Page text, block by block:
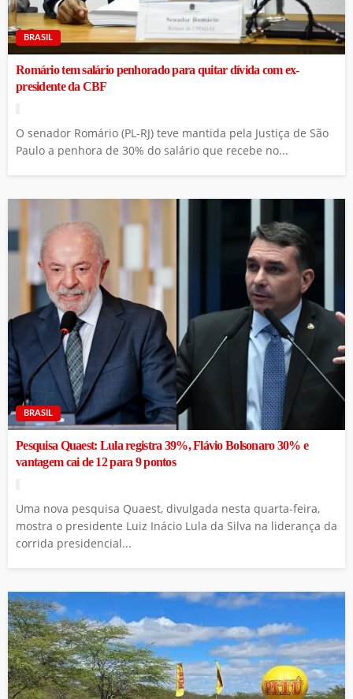
BRASIL
Romário tem salário penhorado para quitar dívida com ex-
presidente da CBF
O senador Romário (PL-RJ) teve mantida pela Justiça de São
Paulo a penhora de 30% do salário que recebe no...
BRASIL
Pesquisa Quaest: Lula registra 39%, Flávio Bolsonaro 30% e
vantagem cai de 12 para 9 pontos
Uma nova pesquisa Quaest, divulgada nesta quarta-feira,
mostra o presidente Luiz Inácio Lula da Silva na liderança da
corrida presidencial...